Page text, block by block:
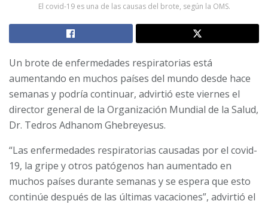
El covid-19 es una de las causas del brote, según la OMS.
Un brote de enfermedades respiratorias está
aumentando en muchos países del mundo desde hace
semanas y podría continuar, advirtió este viernes el
director general de la Organización Mundial de la Salud,
Dr. Tedros Adhanom Ghebreyesus.
“Las enfermedades respiratorias causadas por el covid-
19, la gripe y otros patógenos han aumentado en
muchos países durante semanas y se espera que esto
continúe después de las últimas vacaciones”, advirtió el